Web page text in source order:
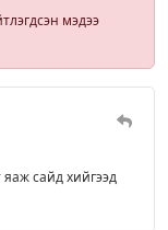
мэдээ
яаж сайд хийгээд